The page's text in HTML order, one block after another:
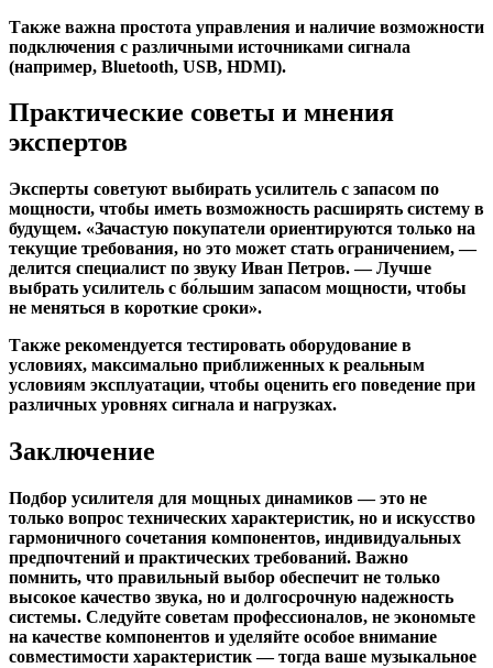
Также важна простота управления и наличие возможности
подключения с различными источниками сигнала
(например, Bluetooth, USB, HDMI).
Практические советы и мнения
экспертов
Эксперты советуют выбирать усилитель с запасом по
мощности, чтобы иметь возможность расширять систему в
будущем. «Зачастую покупатели ориентируются только на
текущие требования, но это может стать ограничением, —
делится специалист по звуку Иван Петров. — Лучше
выбрать усилитель с бо́льшим запасом мощности, чтобы
не меняться в короткие сроки».
Также рекомендуется тестировать оборудование в
условиях, максимально приближенных к реальным
условиям эксплуатации, чтобы оценить его поведение при
различных уровнях сигнала и нагрузках.
Заключение
Подбор усилителя для мощных динамиков — это не
только вопрос технических характеристик, но и искусство
гармоничного сочетания компонентов, индивидуальных
предпочтений и практических требований. Важно
помнить, что правильный выбор обеспечит не только
высокое качество звука, но и долгосрочную надежность
системы. Следуйте советам профессионалов, не экономьте
на качестве компонентов и уделяйте особое внимание
совместимости характеристик — тогда ваше музыкальное